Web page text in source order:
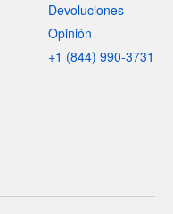
Devoluciones
Opinión
+1 (844) 990-3731